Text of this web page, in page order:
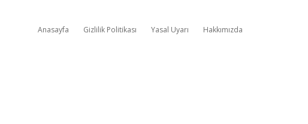
Anasayfa Gizlilik Politikası Yasal Uyarı Hakkımızda